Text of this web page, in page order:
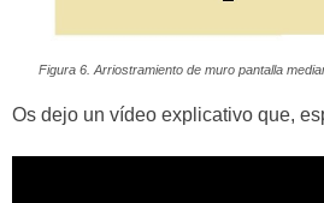
Figura 6. Arriostramiento de muro pantalla
Os dejo un vídeo explicativo que,